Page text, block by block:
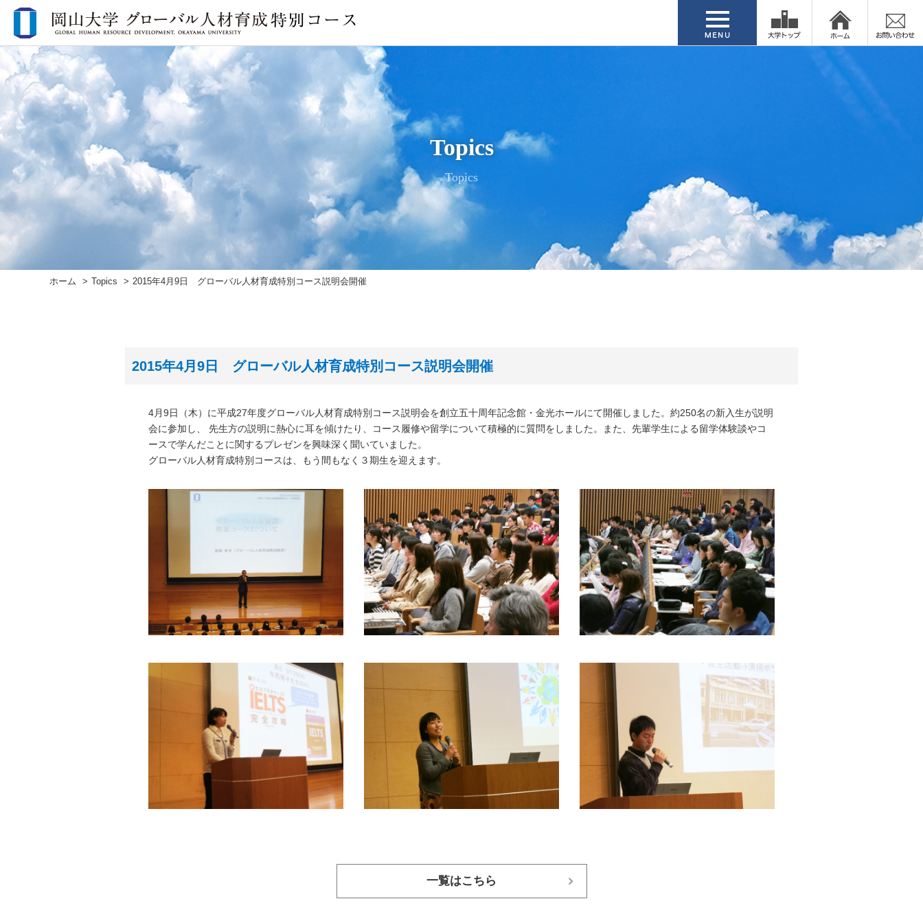
Topics
Topics
ホーム Topics 2015年4月9日 グローバル人材育成特別コース説明会開催
2015年4月9日 グローバル人材育成特別コース説明会開催
4月9日（木）に平成27年度グローバル人材育成特別コース説明会を創立五十周年記念館・金光ホールにて開催しました。約250名の新入生が説明
会に参加し、 先生方の説明に熱心に耳を傾けたり、コース履修や留学について積極的に質問をしました。また、先輩学生による留学体験談やコ
ースで学んだことに関するプレゼンを興味深く聞いていました。
グローバル人材育成特別コースは、もう間もなく３期生を迎えます。
一覧はこちら